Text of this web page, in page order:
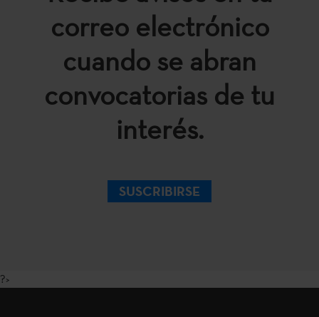
correo electrónico
cuando se abran
convocatorias de tu
interés.
SUSCRIBIRSE
?>